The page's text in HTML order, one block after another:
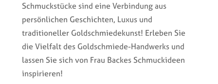
Schmuckstücke sind eine Verbindung aus
persönlichen Geschichten, Luxus und
traditioneller Goldschmiedekunst! Erleben Sie
die Vielfalt des Goldschmiede-Handwerks und
lassen Sie sich von Frau Backes Schmuckideen
inspirieren!